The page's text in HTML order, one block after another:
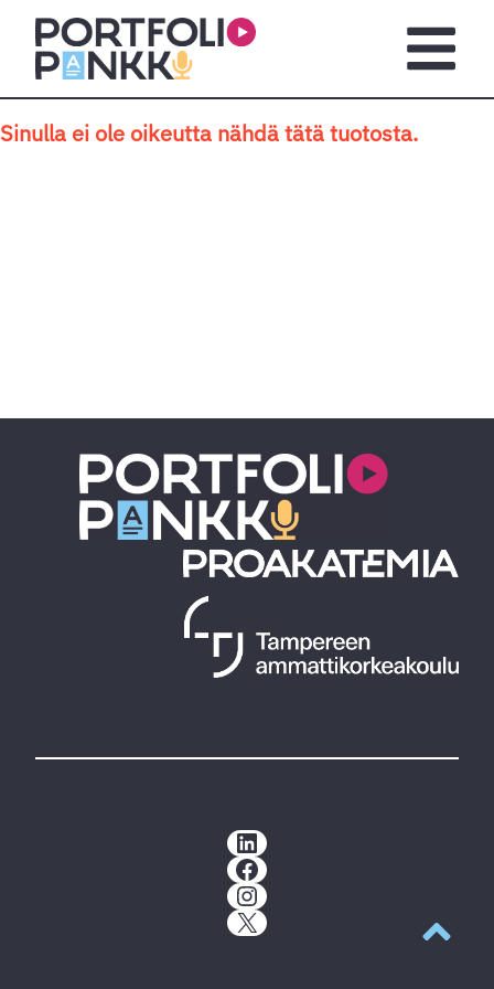
Siirry sisältöön
Sinulla ei ole oikeutta nähdä tätä tuotosta.
LinkedIn
Facebook
Instagram
X
Takaisin